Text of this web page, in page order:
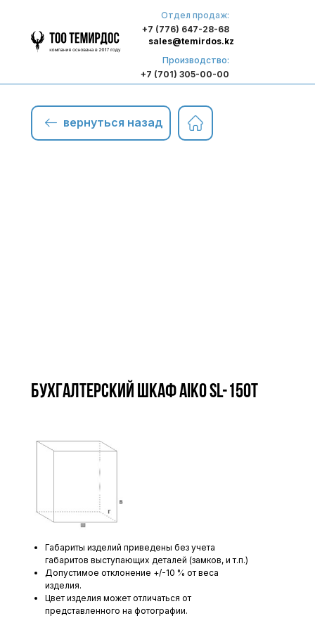
Отдел продаж:
+7 (776) 647-28-68
Производство:
+7 (701) 305-00-00
sales@temirdos.kz
вернуться назад
Бухгалтерский шкаф AIKO SL-150Т
Габариты изделий приведены без учета
габаритов выступающих деталей (замков, и т.п.)
Допустимое отклонение +/-10 % от веса
изделия.
Цвет изделия может отличаться от
представленного на фотографии.